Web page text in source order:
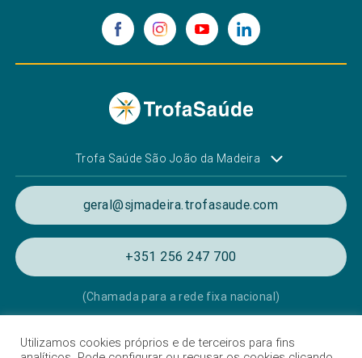
Trofa Saúde São João da Madeira
geral@sjmadeira.trofasaude.com
+351 256 247 700
(Chamada para a rede fixa nacional)
Política de Privacidade e de Cookies
Utilizamos cookies próprios e de terceiros para fins